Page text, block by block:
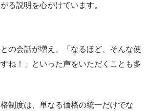
る説明を心がけています。
の会話が増え、「なるほど、そんな使
ね！」といった声をいただくことも多
制度は、単なる価格の統一だけでな